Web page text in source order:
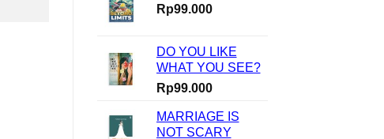
Rp99.000
DO YOU LIKE
WHAT YOU SEE?
Rp99.000
MARRIAGE IS
NOT SCARY